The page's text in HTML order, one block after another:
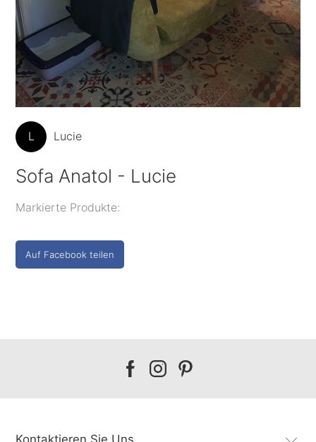
L Lucie
Sofa Anatol - Lucie
Markierte Produkte:
Auf Facebook teilen
Our
Our
Our